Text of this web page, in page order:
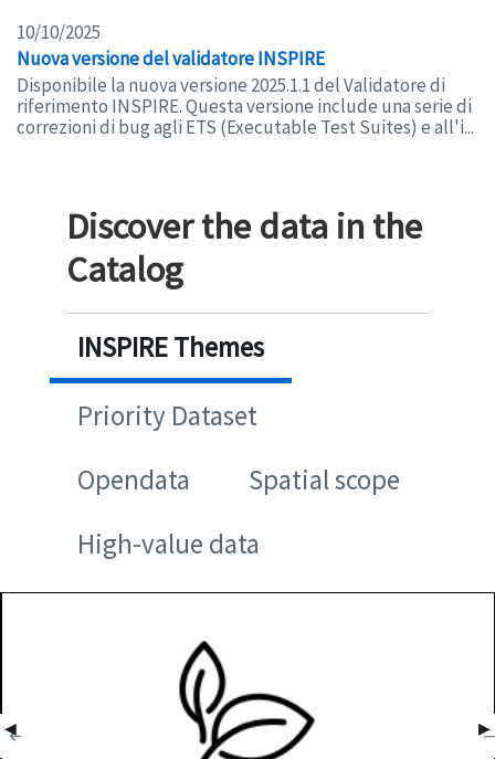
10/10/2025
Nuova versione del validatore INSPIRE
Disponibile la nuova versione 2025.1.1 del Validatore di
riferimento INSPIRE. Questa versione include una serie di
correzioni di bug agli ETS (Executable Test Suites) e all'i...
Discover the data in the
Catalog
INSPIRE Themes
Priority Dataset
Opendata
Spatial scope
High-value data
◀ ▶